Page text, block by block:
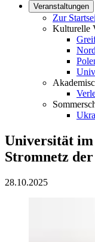
Veranstaltungen
Zur
Kulturelle
Universität
Stromnetz
28.10.2025